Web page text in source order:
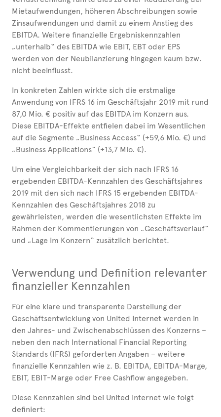
Mietaufwendungen, höheren Abschreibungen sowie
Zinsaufwendungen und damit zu einem Anstieg des
EBITDA. Weitere finanzielle Ergebniskennzahlen
„unterhalb“ des EBITDA wie EBIT, EBT oder EPS
werden von der Neubilanzierung hingegen kaum bzw.
nicht beeinflusst.
In konkreten Zahlen wirkte sich die erstmalige
Anwendung von IFRS 16 im Geschäftsjahr 2019 mit rund
87,0 Mio. € positiv auf das EBITDA im Konzern aus.
Diese EBITDA-Effekte entfielen dabei im Wesentlichen
auf die Segmente „Business Access“ (+59,6 Mio. €) und
„Business Applications“ (+13,7 Mio. €).
Um eine Vergleichbarkeit der sich nach IFRS 16
ergebenden EBITDA-Kennzahlen des Geschäftsjahres
2019 mit den sich nach IFRS 15 ergebenden EBITDA-
Kennzahlen des Geschäftsjahres 2018 zu
gewährleisten, werden die wesentlichsten Effekte im
Rahmen der Kommentierungen von „Geschäftsverlauf“
und „Lage im Konzern“ zusätzlich berichtet.
Verwendung und Definition relevanter
finanzieller Kennzahlen
Für eine klare und transparente Darstellung der
Geschäftsentwicklung von United Internet werden in
den Jahres- und Zwischenabschlüssen des Konzerns –
neben den nach International Financial Reporting
Standards (IFRS) geforderten Angaben – weitere
finanzielle Kennzahlen wie z. B. EBITDA, EBITDA-Marge,
EBIT, EBIT-Marge oder Free Cashflow angegeben.
Diese Kennzahlen sind bei United Internet wie folgt
definiert: